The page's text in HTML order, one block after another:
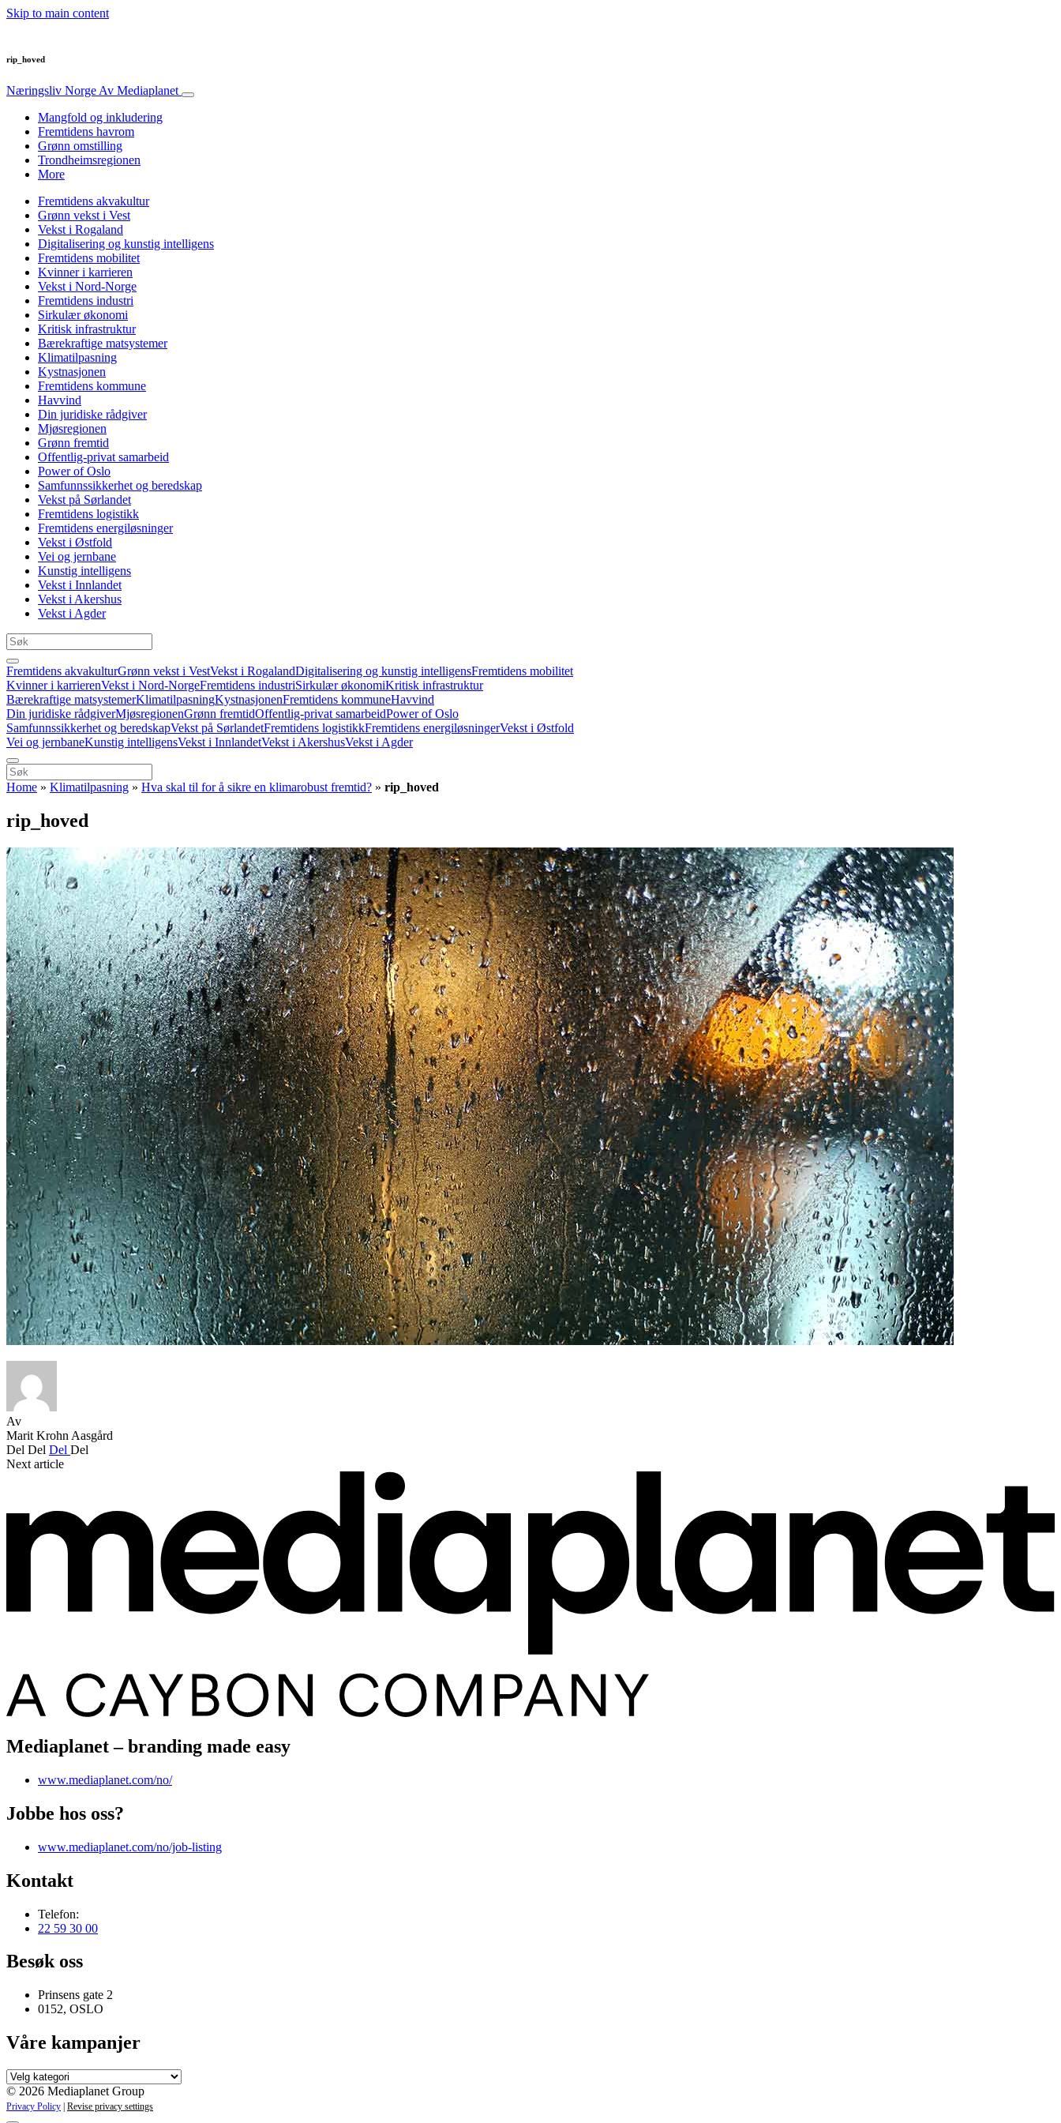
Skip to main content
rip_hoved
Næringsliv Norge Av Mediaplanet
Mangfold og inkludering
Fremtidens havrom
Grønn omstilling
Trondheimsregionen
More
Fremtidens akvakultur
Grønn vekst i Vest
Vekst i Rogaland
Digitalisering og kunstig intelligens
Fremtidens mobilitet
Kvinner i karrieren
Vekst i Nord-Norge
Fremtidens industri
Sirkulær økonomi
Kritisk infrastruktur
Bærekraftige matsystemer
Klimatilpasning
Kystnasjonen
Fremtidens kommune
Havvind
Din juridiske rådgiver
Mjøsregionen
Grønn fremtid
Offentlig-privat samarbeid
Power of Oslo
Samfunnssikkerhet og beredskap
Vekst på Sørlandet
Fremtidens logistikk
Fremtidens energiløsninger
Vekst i Østfold
Vei og jernbane
Kunstig intelligens
Vekst i Innlandet
Vekst i Akershus
Vekst i Agder
Fremtidens akvakulturGrønn vekst i VestVekst i RogalandDigitalisering og kunstig intelligensFremtidens mobilitet
Kvinner i karrierenVekst i Nord-NorgeFremtidens industriSirkulær økonomiKritisk infrastruktur
Bærekraftige matsystemerKlimatilpasningKystnasjonenFremtidens kommuneHavvind
Din juridiske rådgiverMjøsregionenGrønn fremtidOffentlig-privat samarbeidPower of Oslo
Samfunnssikkerhet og beredskapVekst på SørlandetFremtidens logistikkFremtidens energiløsningerVekst i Østfold
Vei og jernbaneKunstig intelligensVekst i InnlandetVekst i AkershusVekst i Agder
Home » Klimatilpasning » Hva skal til for å sikre en klimarobust fremtid? » rip_hoved
rip_hoved
Av
Marit Krohn Aasgård
Del Del Del Del
Next article
Mediaplanet – branding made easy
www.mediaplanet.com/no/
Jobbe hos oss?
www.mediaplanet.com/no/job-listing
Kontakt
Telefon:
22 59 30 00
Besøk oss
Prinsens gate 2
0152, OSLO
Våre kampanjer
Våre
kampanjer
© 2026 Mediaplanet Group
Privacy Policy Revise privacy settings